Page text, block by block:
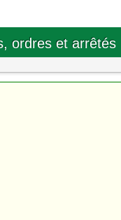
ordres et arrêtés